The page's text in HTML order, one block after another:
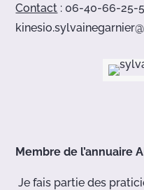
Contact : 06-40-66-25-
Membre de l’annuaire
Je fais partie des